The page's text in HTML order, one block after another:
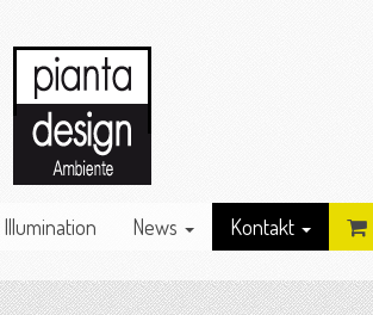
Illumination News Kontakt